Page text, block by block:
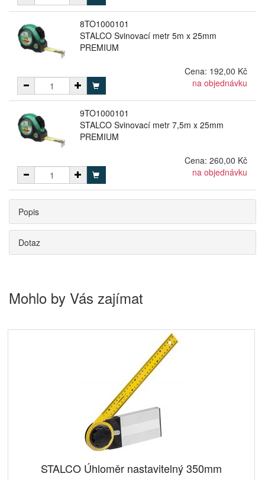
8TO1000101
STALCO Svinovací metr 5m x 25mm
PREMIUM
Cena: 192,00 Kč
na objednávku
9TO1000101
STALCO Svinovací metr 7,5m x 25mm
PREMIUM
Cena: 260,00 Kč
na objednávku
Popis
Dotaz
Mohlo by Vás zajímat
STALCO Úhloměr nastavitelný 350mm